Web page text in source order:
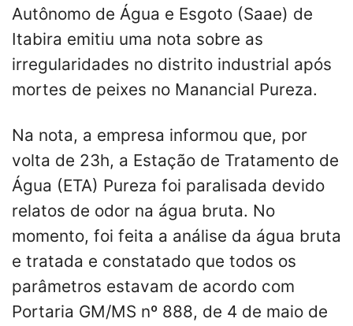
Autônomo de Água e Esgoto (Saae) de
Itabira emitiu uma nota sobre as
irregularidades no distrito industrial após
mortes de peixes no Manancial Pureza.
Na nota, a empresa informou que, por
volta de 23h, a Estação de Tratamento de
Água (ETA) Pureza foi paralisada devido
relatos de odor na água bruta. No
momento, foi feita a análise da água bruta
e tratada e constatado que todos os
parâmetros estavam de acordo com
Portaria GM/MS nº 888, de 4 de maio de